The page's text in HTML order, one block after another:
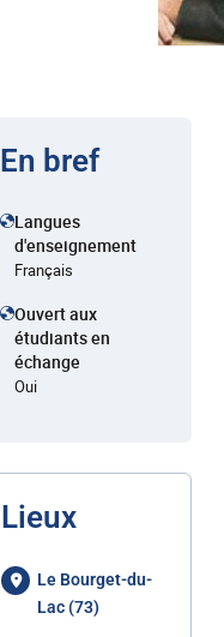
En bref
Langues
d'enseignement
Français
Ouvert aux
étudiants en
échange
Oui
Lieux
Le Bourget-du-
Lac (73)